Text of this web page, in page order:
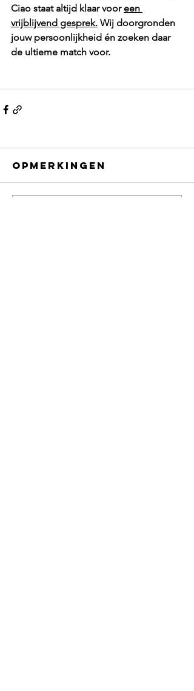
Ciao staat altijd klaar voor een
vrijblijvend gesprek. Wij doorgronden
jouw persoonlijkheid én zoeken daar
de ultieme match voor.
Opmerkingen